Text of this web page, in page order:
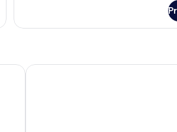
Arlington Hotel O'Connell Bridge